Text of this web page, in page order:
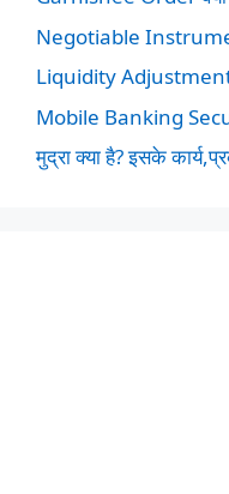
Negotiable
Liquidity
Mobile Banking
मुद्रा क्या है? इसके